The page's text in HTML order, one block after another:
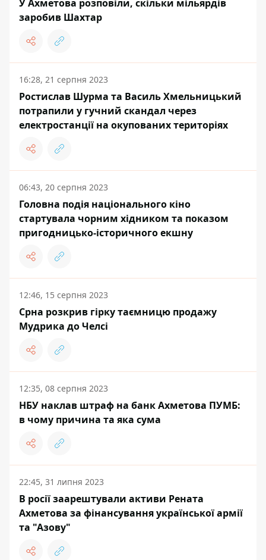
У Ахметова розповіли, скільки мільярдів
заробив Шахтар
16:28, 21 серпня 2023
Ростислав Шурма та Василь Хмельницький
потрапили у гучний скандал через
електростанції на окупованих територіях
06:43, 20 серпня 2023
Головна подія національного кіно
стартувала чорним хідником та показом
пригодницько-історичного екшну
12:46, 15 серпня 2023
Срна розкрив гірку таємницю продажу
Мудрика до Челсі
12:35, 08 серпня 2023
НБУ наклав штраф на банк Ахметова ПУМБ:
в чому причина та яка сума
22:45, 31 липня 2023
В росії заарештували активи Рената
Ахметова за фінансування української армії
та "Азову"